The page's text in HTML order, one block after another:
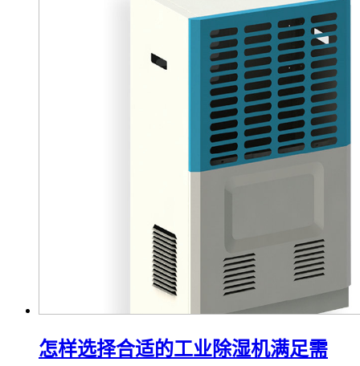
怎样选择合适的工业除湿机满足需